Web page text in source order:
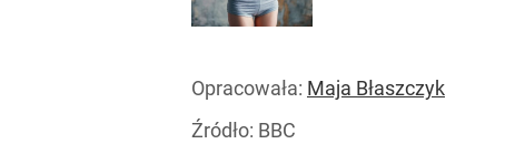
Opracowała: Maja Błaszczyk
Źródło: BBC